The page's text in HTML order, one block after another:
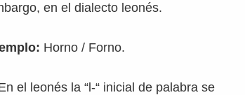
en el dialecto leonés.
Horno / Forno.
el leonés la “l-“ inicial de palabra se